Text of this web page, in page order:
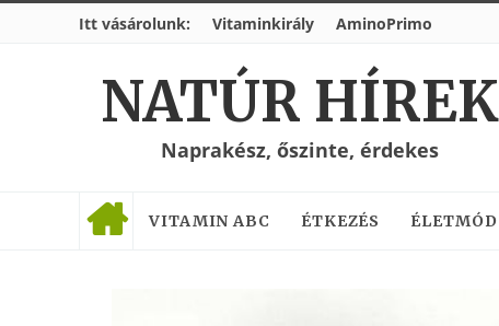
Itt vásárolunk: Vitaminkirály AminoPrimo
NATÚR HÍREK
Naprakész, őszinte, érdekes
VITAMIN ABC ÉTKEZÉS ÉLETMÓD